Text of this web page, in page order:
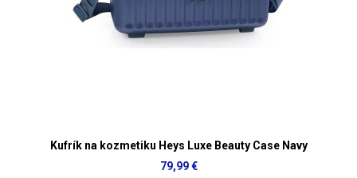
Kufrík na kozmetiku Heys Luxe Beauty Case Navy
79,99 €